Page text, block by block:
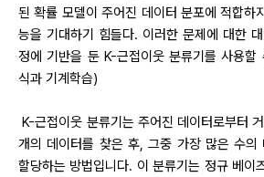
된 확률 모델이 주어진 데이터 분포에 적합하
능을 기대하기 힘들다. 이러한 문제에 대한
정에 기반을 둔 K-근접이웃 분류기를 사용할
식과 기계학습)
K-근접이웃 분류기는 주어진 데이터로부터
개의 데이터를 찾은 후, 그중 가장 많은 수의
할당하는 방법입니다. 이 분류기는 정규 베이